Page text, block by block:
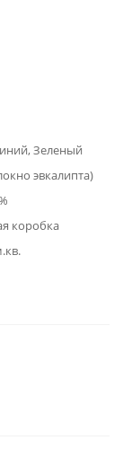
Зеленый
эвкалипта)
коробка